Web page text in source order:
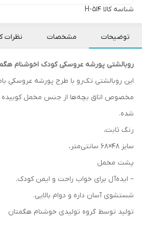
شناسه کالا H-514
توضیحات مشخصات نظرات
روبالشتی پورشه عروسکی کودک اخوشنام
این روبالشتی تک‌رو با طرح پورشه عروسکی
مخصوص اتاق بچه‌ها از جنس مخمل
شده.
رنگ ثابت،
سایز ۴۸×۶۸ سانتی‌متر،
پشت مخمل
– ایده‌آل برای خواب راحت و ایمن کودک.
شستشوی آسان داره و دوام بالایی.
تولید توسط گروه تولیدی خوشنام هگمتان